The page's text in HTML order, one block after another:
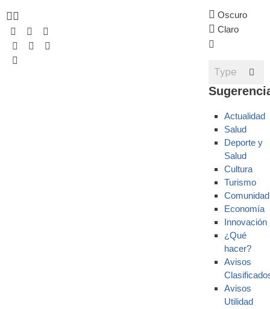
Oscuro
Claro
Actualidad
Salud
Deporte y
Salud
Cultura
Turismo
Comunidad
Economía
Innovación
¿Qué
hacer?
Avisos
Avisos
Utilidad